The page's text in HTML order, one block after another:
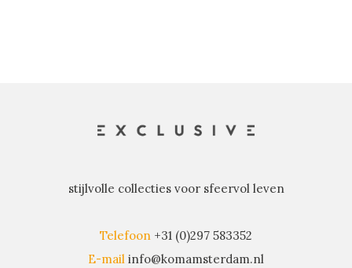
stijlvolle collecties voor sfeervol leven
Telefoon +31 (0)297 583352
E-mail info@komamsterdam.nl